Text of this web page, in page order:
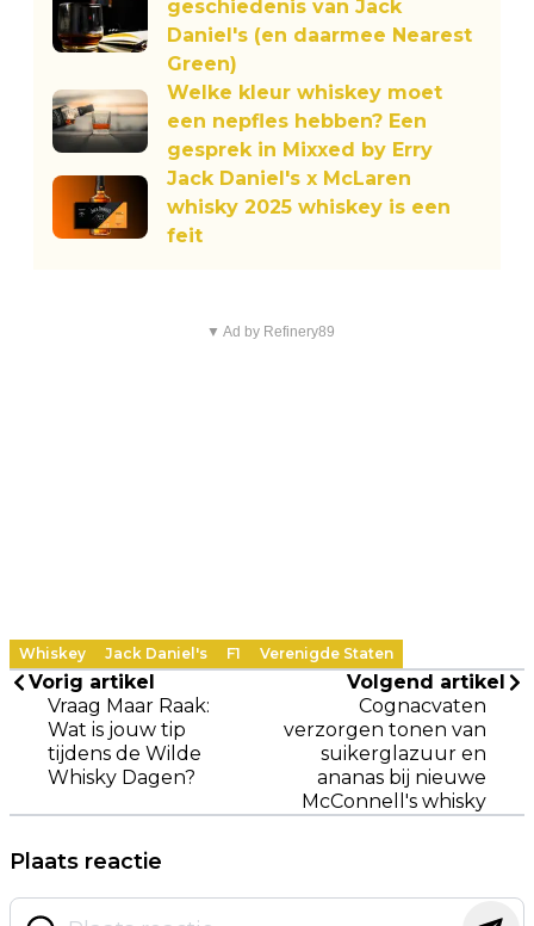
geschiedenis van Jack
Daniel's (en daarmee Nearest
Green)
Welke kleur whiskey moet
een nepfles hebben? Een
gesprek in Mixxed by Erry
Jack Daniel's x McLaren
whisky 2025 whiskey is een
feit
▼ Ad by Refinery89
Whiskey Jack Daniel's F1 Verenigde Staten
Vorig artikel
Vraag Maar Raak:
Wat is jouw tip
tijdens de Wilde
Whisky Dagen?
Volgend artikel
Cognacvaten
verzorgen tonen van
suikerglazuur en
ananas bij nieuwe
McConnell's whisky
Plaats reactie